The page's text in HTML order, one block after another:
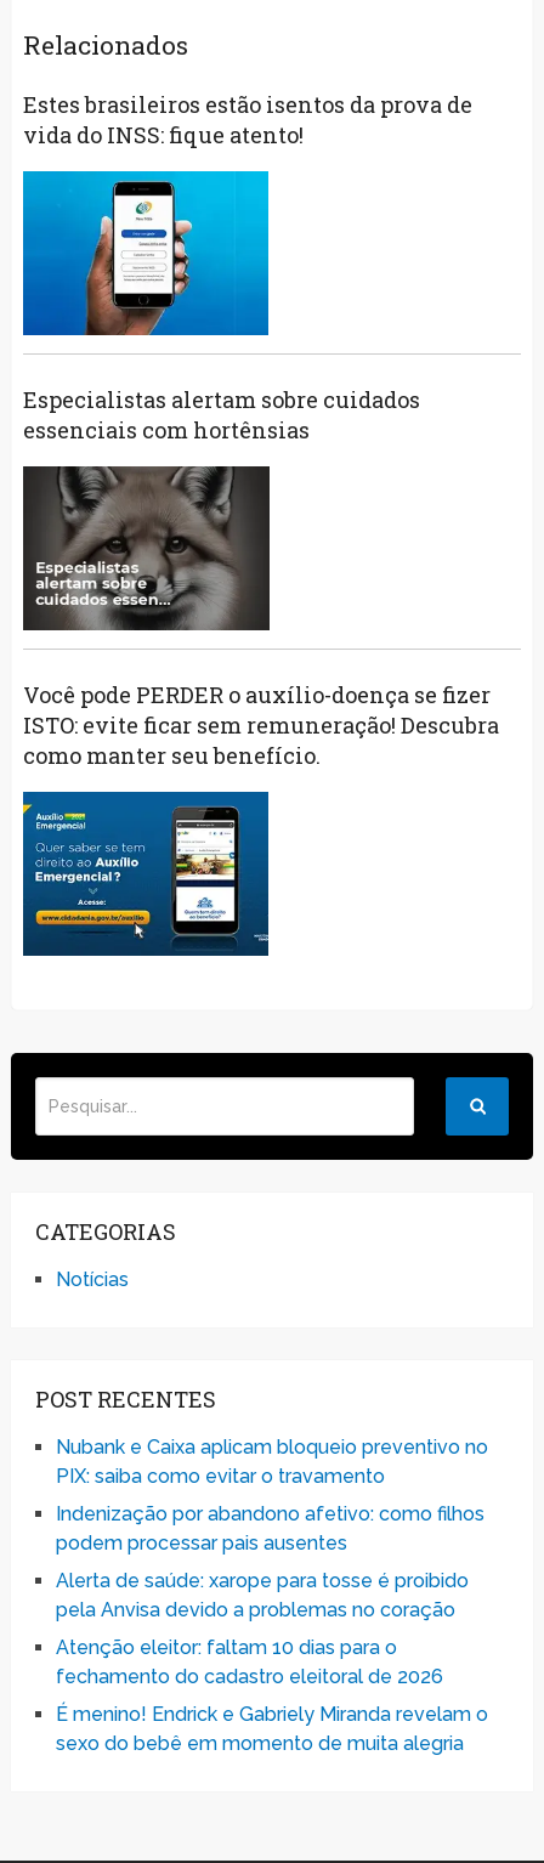
Relacionados
Estes brasileiros estão isentos da prova de
vida do INSS: fique atento!
Especialistas alertam sobre cuidados
essenciais com hortênsias
Você pode PERDER o auxílio-doença se fizer
ISTO: evite ficar sem remuneração! Descubra
como manter seu benefício.
CATEGORIAS
Notícias
POST RECENTES
Nubank e Caixa aplicam bloqueio preventivo no
PIX: saiba como evitar o travamento
Indenização por abandono afetivo: como filhos
podem processar pais ausentes
Alerta de saúde: xarope para tosse é proibido
pela Anvisa devido a problemas no coração
Atenção eleitor: faltam 10 dias para o
fechamento do cadastro eleitoral de 2026
É menino! Endrick e Gabriely Miranda revelam o
sexo do bebê em momento de muita alegria